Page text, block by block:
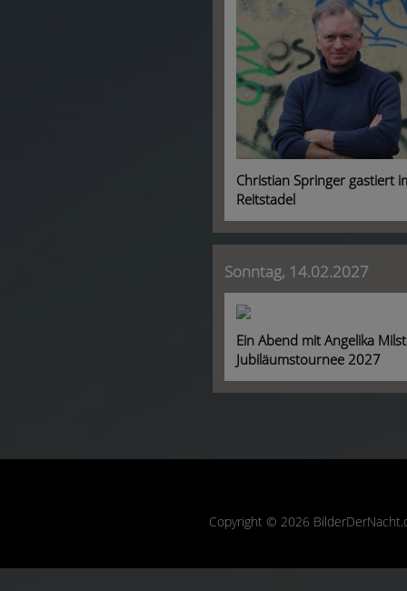
Christian Springer gastiert
Reitstadel
Sonntag, 14.02.2027
Ein Abend mit Angelika
Jubiläumstournee 2027
Copyright © 2026